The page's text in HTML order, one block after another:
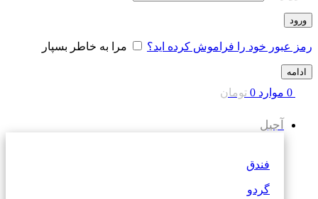
ورود
رمز عبور خود را فراموش کرده اید؟ مرا به خاطر بسپار
ادامه
0 موارد 0 تومان
آجیل
فندق
گردو